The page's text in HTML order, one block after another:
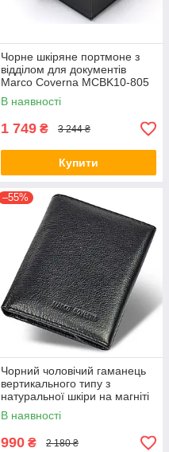
Чорне шкіряне портмоне з
відділом для документів
Marco Coverna MCBK10-805
В наявності
1 749 ₴ 3 244 ₴
Купити
–55%
Чорний чоловічий гаманець
вертикального типу з
натуральної шкіри на магніті
Marco Coverna MC-1286
В наявності
990 ₴ 2 180 ₴